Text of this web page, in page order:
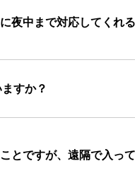
夜中まで対応してくれ
すか？
とですが、遠隔で入っ